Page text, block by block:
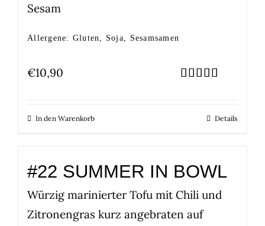
Sesam
Allergene: Gluten, Soja, Sesamsamen
€10,90
In den Warenkorb Details
#22 SUMMER IN BOWL
Würzig marinierter Tofu mit Chili und
Zitronengras kurz angebraten auf